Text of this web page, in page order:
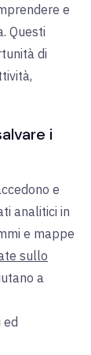
e
Questi
di
i
e
analitici in
e mappe
sullo
a